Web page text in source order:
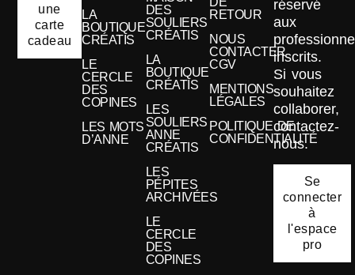
une
carte
cadeau
LA
BOUTIQUE
CRÉATIS
LE
CERCLE
DES
COPINES
LES MOTS
D’ANNE
DES
SOULIERS
CRÉATIS
LA
BOUTIQUE
CRÉATIS
LES
SOULIERS
ANNE
CRÉATIS
LES
PÉPITES
ARCHIVÉES
LE
CERCLE
DES
COPINES
RETOUR
NOUS
CONTACTER
CGV
MENTIONS
LÉGALES
POLITIQUE DE
CONFIDENTIALITÉ
réservé
aux
inscrits.
Si vous
souhaitez
collaborer,
contactez-
nous.
Se
connecter
à
l'espace
pro